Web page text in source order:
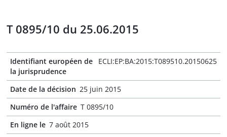
T 0895/10 du 25.06.2015
Identifiant européen de
la jurisprudence
ECLI:EP:BA:2015:T089510.20150625
Date de la décision 25 juin 2015
Numéro de l'affaire T 0895/10
En ligne le 7 août 2015